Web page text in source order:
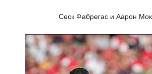
Сеск Фабрегас и Аарон